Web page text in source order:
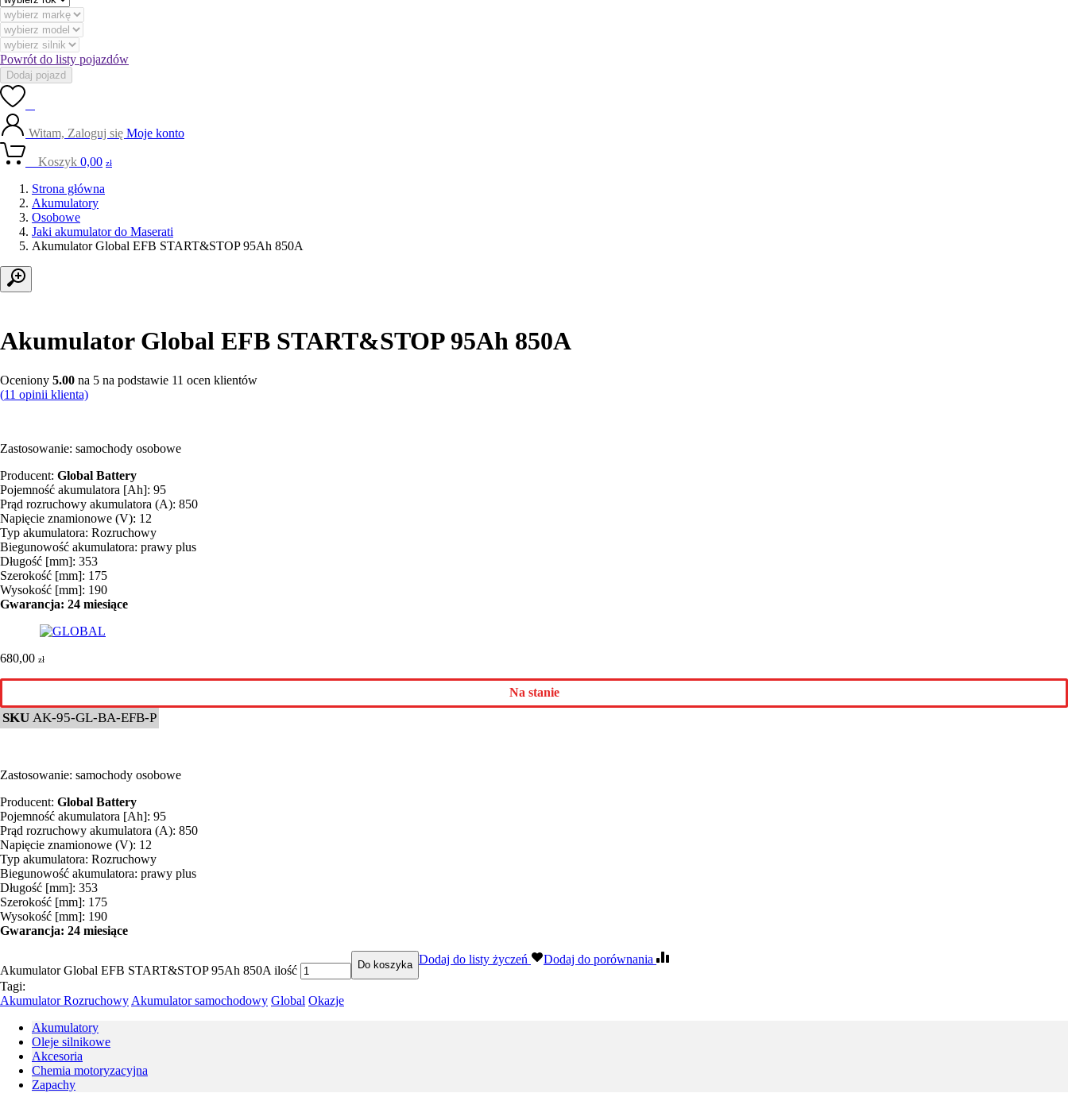
Powrót do listy pojazdów
Dodaj pojazd
Witam, Zaloguj się Moje konto
Koszyk 0,00 zł
Strona główna
Akumulatory
Osobowe
Jaki akumulator do Maserati
Akumulator Global EFB START&STOP 95Ah 850A
Akumulator Global EFB START&STOP 95Ah 850A
Oceniony 5.00 na 5 na podstawie 11 ocen klientów
(11 opinii klienta)
Zastosowanie: samochody osobowe
Producent: Global Battery
Pojemność akumulatora [Ah]: 95
Prąd rozruchowy akumulatora (A): 850
Napięcie znamionowe (V): 12
Typ akumulatora: Rozruchowy
Biegunowość akumulatora: prawy plus
Długość [mm]: 353
Szerokość [mm]: 175
Wysokość [mm]: 190
Gwarancja: 24 miesiące
680,00 zł
Na stanie
SKU AK-95-GL-BA-EFB-P
Zastosowanie: samochody osobowe
Producent: Global Battery
Pojemność akumulatora [Ah]: 95
Prąd rozruchowy akumulatora (A): 850
Napięcie znamionowe (V): 12
Typ akumulatora: Rozruchowy
Biegunowość akumulatora: prawy plus
Długość [mm]: 353
Szerokość [mm]: 175
Wysokość [mm]: 190
Gwarancja: 24 miesiące
Akumulator Global EFB START&STOP 95Ah 850A ilość Do koszyka Dodaj do listy życzeń
Dodaj do porównania
Tagi:
Akumulator Rozruchowy Akumulator samochodowy Global Okazje
Akumulatory
Oleje silnikowe
Akcesoria
Chemia motoryzacyjna
Zapachy